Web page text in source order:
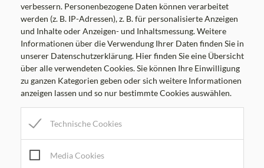
DI
8.00-12.00 Uhr
MI
8.00-12.00, 17.00-19.00 Uhr
DO
8.00-12.00 Uhr
FR
8.00-12.00 Uhr
Amtsstunden
MO
7.00-16.00 Uhr
DI
7.00-12.30 Uhr
MI
7.00-12.00, 13.30-19.00 Uhr
DO
7.00-16.00 Uhr
verbessern. Personenbezogene Daten können verarbeitet
werden (z. B. IP-Adressen), z. B. für personalisierte Anzeigen
und Inhalte oder Anzeigen- und Inhaltsmessung. Weitere
Informationen über die Verwendung Ihrer Daten finden Sie in
unserer Datenschutzerklärung. Hier finden Sie eine Übersicht
über alle verwendeten Cookies. Sie können Ihre Einwilligung
zu ganzen Kategorien geben oder sich weitere Informationen
anzeigen lassen und so nur bestimmte Cookies auswählen.
Technische Cookies
Media Cookies